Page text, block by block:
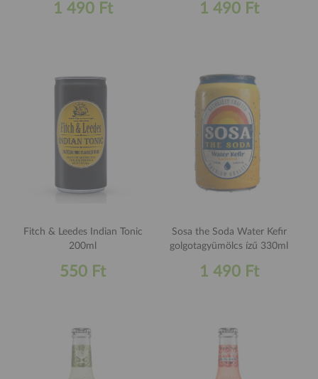
1 490 Ft 1 490 Ft
Fitch & Leedes Indian Tonic
200ml
550 Ft
Sosa the Soda Water Kefir
golgotagyümölcs ízű 330ml
1 490 Ft